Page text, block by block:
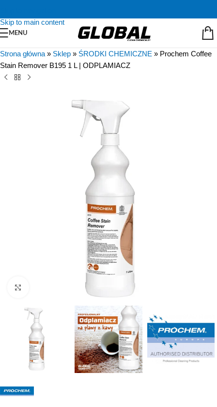
Skip to main content
MENU
Strona główna » Sklep » ŚRODKI CHEMICZNE » Prochem Coffee
Stain Remover B195 1 L | ODPLAMIACZ
Kliknij, aby powiększyć